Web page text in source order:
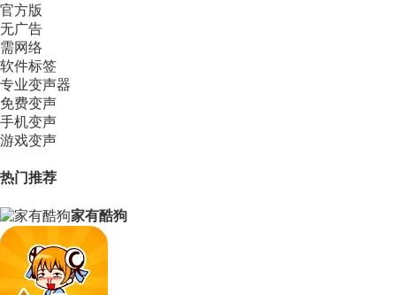
官方版
无广告
需网络
软件标签
专业变声器
免费变声
手机变声
游戏变声
热门推荐
家有酷狗